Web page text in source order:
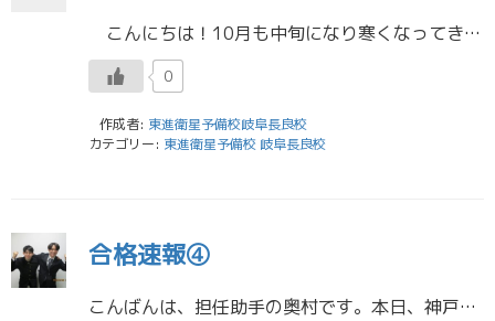
こんにちは！10月も中旬になり寒くなってきましたがいかがお過ごしでしょうか。体調管理には気をつけてくださいね。 3年生の皆さんは共通テストの演習や二次試験の過去問演習を行っている頃かと思います。今日は演習を進めていく […]
0
作成者: 東進衛星予備校岐阜長良校
カテゴリー: 東進衛星予備校 岐阜長良校
合格速報④
こんばんは、担任助手の奥村です。本日、神戸大学経済学部に合格した西尾君が校舎に来てくれました！西尾君は3年生から東進に通い始め、模試が返ってくる度に自分で課題を見つけ、努力する姿が印象的でした！そして共通テストで目標点数 […]